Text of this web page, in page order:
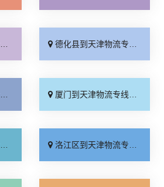
德化县到天津物流专线_需要几天「一站直达」
厦门到天津物流专线_专线快运「直通专线」
洛江区到天津物流专线_市县派送「托运放心」